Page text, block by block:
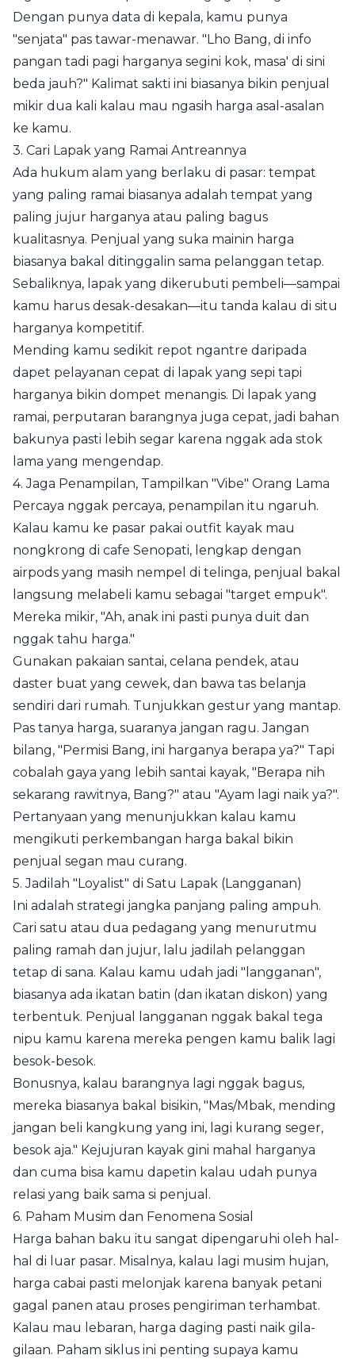
Dengan punya data di kepala, kamu punya
"senjata" pas tawar-menawar. "Lho Bang, di info
pangan tadi pagi harganya segini kok, masa' di sini
beda jauh?" Kalimat sakti ini biasanya bikin penjual
mikir dua kali kalau mau ngasih harga asal-asalan
ke kamu.
3. Cari Lapak yang Ramai Antreannya
Ada hukum alam yang berlaku di pasar: tempat
yang paling ramai biasanya adalah tempat yang
paling jujur harganya atau paling bagus
kualitasnya. Penjual yang suka mainin harga
biasanya bakal ditinggalin sama pelanggan tetap.
Sebaliknya, lapak yang dikerubuti pembeli—sampai
kamu harus desak-desakan—itu tanda kalau di situ
harganya kompetitif.
Mending kamu sedikit repot ngantre daripada
dapet pelayanan cepat di lapak yang sepi tapi
harganya bikin dompet menangis. Di lapak yang
ramai, perputaran barangnya juga cepat, jadi bahan
bakunya pasti lebih segar karena nggak ada stok
lama yang mengendap.
4. Jaga Penampilan, Tampilkan "Vibe" Orang Lama
Percaya nggak percaya, penampilan itu ngaruh.
Kalau kamu ke pasar pakai outfit kayak mau
nongkrong di cafe Senopati, lengkap dengan
airpods yang masih nempel di telinga, penjual bakal
langsung melabeli kamu sebagai "target empuk".
Mereka mikir, "Ah, anak ini pasti punya duit dan
nggak tahu harga."
Gunakan pakaian santai, celana pendek, atau
daster buat yang cewek, dan bawa tas belanja
sendiri dari rumah. Tunjukkan gestur yang mantap.
Pas tanya harga, suaranya jangan ragu. Jangan
bilang, "Permisi Bang, ini harganya berapa ya?" Tapi
cobalah gaya yang lebih santai kayak, "Berapa nih
sekarang rawitnya, Bang?" atau "Ayam lagi naik ya?".
Pertanyaan yang menunjukkan kalau kamu
mengikuti perkembangan harga bakal bikin
penjual segan mau curang.
5. Jadilah "Loyalist" di Satu Lapak (Langganan)
Ini adalah strategi jangka panjang paling ampuh.
Cari satu atau dua pedagang yang menurutmu
paling ramah dan jujur, lalu jadilah pelanggan
tetap di sana. Kalau kamu udah jadi "langganan",
biasanya ada ikatan batin (dan ikatan diskon) yang
terbentuk. Penjual langganan nggak bakal tega
nipu kamu karena mereka pengen kamu balik lagi
besok-besok.
Bonusnya, kalau barangnya lagi nggak bagus,
mereka biasanya bakal bisikin, "Mas/Mbak, mending
jangan beli kangkung yang ini, lagi kurang seger,
besok aja." Kejujuran kayak gini mahal harganya
dan cuma bisa kamu dapetin kalau udah punya
relasi yang baik sama si penjual.
6. Paham Musim dan Fenomena Sosial
Harga bahan baku itu sangat dipengaruhi oleh hal-
hal di luar pasar. Misalnya, kalau lagi musim hujan,
harga cabai pasti melonjak karena banyak petani
gagal panen atau proses pengiriman terhambat.
Kalau mau lebaran, harga daging pasti naik gila-
gilaan. Paham siklus ini penting supaya kamu